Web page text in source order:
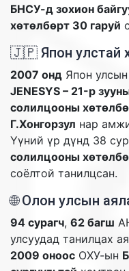
БНСУ-д зохион
хөтөлбөрт 30 гаруй
🇯🇵 Япон улстай
2007 онд Япон
JENESYS – 21-р
солилцооны
Г.Хонгорзул нар
Үүний үр дүнд 38
солилцооны
соёлтой танилцсан.
🌐 Олон улсын
94 сурагч, 62 багш
улсуудад танилцах
2009 оноос ОХУ-ын